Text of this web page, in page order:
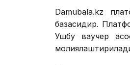
Damubala.kz
базасидир.
Ушбу ваучер